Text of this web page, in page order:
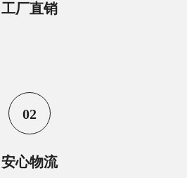
工厂直销
02
安心物流